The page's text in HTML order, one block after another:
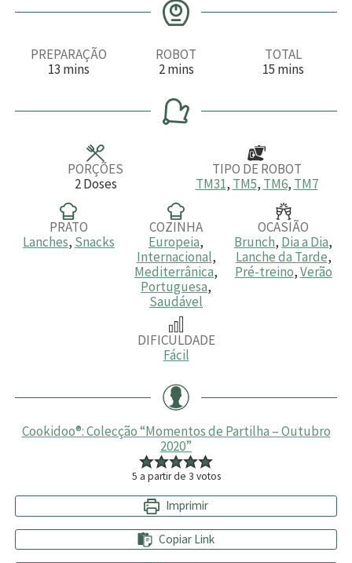
PREPARAÇÃO
13m
u
mins
ROBOT
2m
n
u
t
mins
TOTAL
15 m
u
mins
PORÇÕES
2 Doses
TIPO DE ROBOT
TM31, TM5, TM6, TM7
PRATO
Lanches, Snacks
COZINHA
Europeia,
Internacional,
Mediterrânica,
Portuguesa,
Saudável
OCASIÃO
Brunch, Dia a Dia,
Lanche da Tarde,
Pré-treino,Verão
DIFICULDADE
Fácil
Cookidoo®: Colecção “Momentos de Partilha – Outubro
2020”
5 a partir de 3 votos
Imprimir
Copiar Link